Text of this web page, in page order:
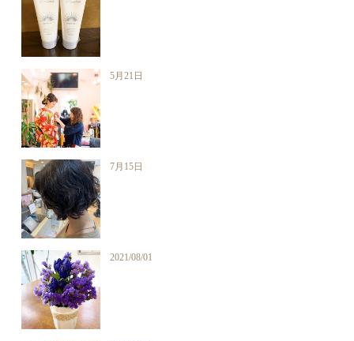
5月21日
7月15日
2021/08/01